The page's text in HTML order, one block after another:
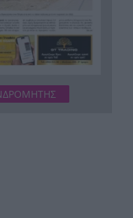
σκότωσαν
σε
ΒΙΝΤΕΟ
ήπαρ του και
ζωή – 20 χρόνια